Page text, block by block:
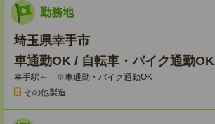
勤務地
埼玉県幸手市
車通勤OK / 自転車・バイク通勤OK
幸手駅～ ※車通勤・バイク通勤OK
その他製造